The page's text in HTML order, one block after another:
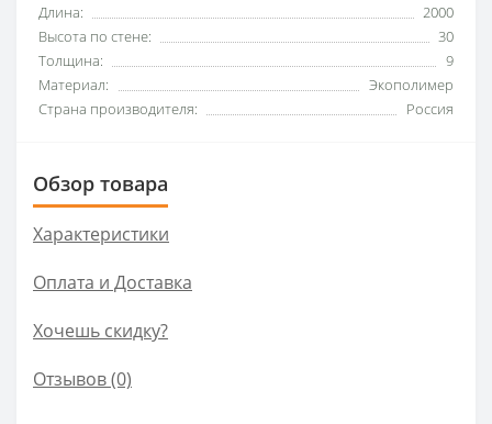
Длина:
2000
Высота по стене:
30
Толщина:
9
Материал:
Экополимер
Страна производителя:
Россия
Обзор товара
Характеристики
Оплата и Доставка
Хочешь скидку?
Отзывов (0)